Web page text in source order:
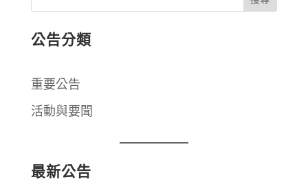
公告分類
重要公告
活動與要聞
最新公告